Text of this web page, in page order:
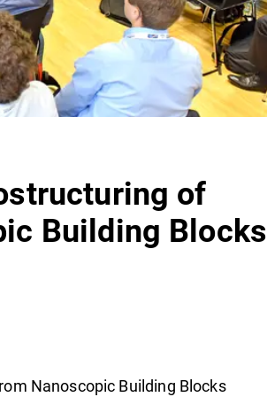
of
Building Blocks
Nanoscopic Building Blocks